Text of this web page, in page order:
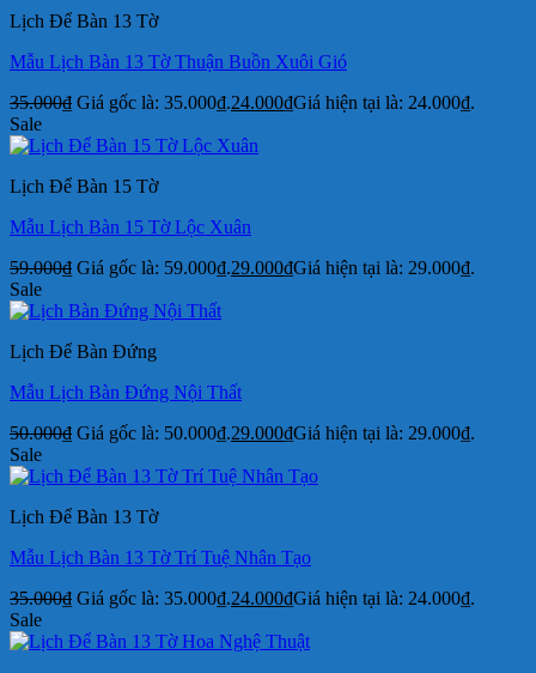
Lịch Để Bàn 13 Tờ
Mẫu Lịch Bàn 13 Tờ Thuận Buồn Xuôi Gió
35.000₫ Giá gốc là: 35.000₫.24.000₫Giá hiện tại là: 24.000₫.
Sale
Lịch Để Bàn 15 Tờ
Mẫu Lịch Bàn 15 Tờ Lộc Xuân
59.000₫ Giá gốc là: 59.000₫.29.000₫Giá hiện tại là: 29.000₫.
Sale
Lịch Để Bàn Đứng
Mẫu Lịch Bàn Đứng Nội Thất
50.000₫ Giá gốc là: 50.000₫.29.000₫Giá hiện tại là: 29.000₫.
Sale
Lịch Để Bàn 13 Tờ
Mẫu Lịch Bàn 13 Tờ Trí Tuệ Nhân Tạo
35.000₫ Giá gốc là: 35.000₫.24.000₫Giá hiện tại là: 24.000₫.
Sale